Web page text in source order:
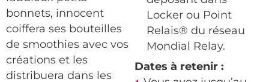
bonnets, innocent
coiffera ses bouteilles
de smoothies avec vos
créations et les
distribuera dans les
Locker ou Point
Relais® du réseau
Mondial Relay.
Dates à retenir :